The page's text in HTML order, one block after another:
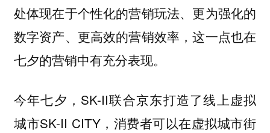
处体现在于个性化的营销玩法、更为强化的
数字资产、更高效的营销效率，这一点也在
七夕的营销中有充分表现。
今年七夕，SK-II联合京东打造了线上虚拟
城市SK-II CITY，消费者可以在虚拟城市街